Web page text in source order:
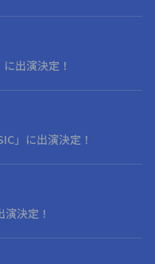
出演決定！
」に出演決定！
決定！